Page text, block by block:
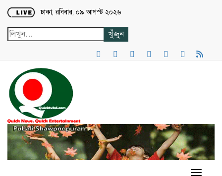
Loading...
ঢাকা, রবিবার, ০৯ আগস্ট ২০২৬